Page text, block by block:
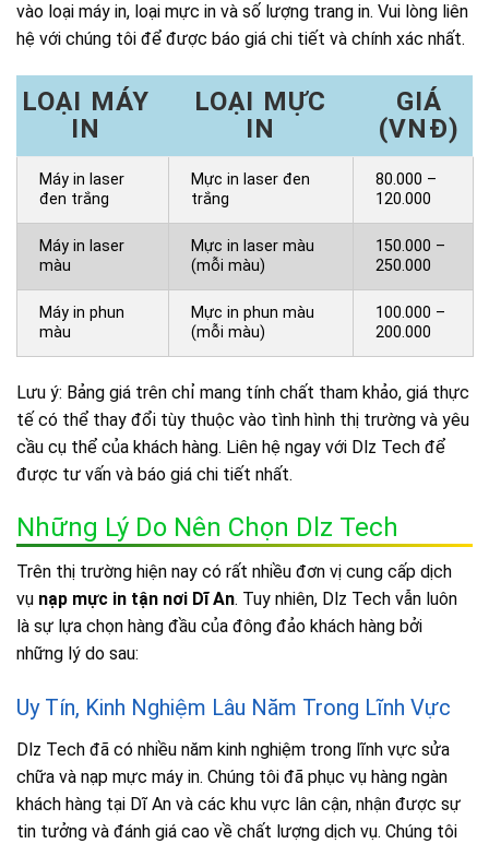
vào loại máy in, loại mực in và số lượng trang in. Vui lòng liên
hệ với chúng tôi để được báo giá chi tiết và chính xác nhất.
LOẠI MÁY
IN
LOẠI MỰC
IN
GIÁ
(VNĐ)
Máy in laser
đen trắng
Mực in laser đen
trắng
80.000 –
120.000
Máy in laser
màu
Mực in laser màu
(mỗi màu)
150.000 –
250.000
Máy in phun
màu
Mực in phun màu
(mỗi màu)
100.000 –
200.000
Lưu ý: Bảng giá trên chỉ mang tính chất tham khảo, giá thực
tế có thể thay đổi tùy thuộc vào tình hình thị trường và yêu
cầu cụ thể của khách hàng. Liên hệ ngay với Dlz Tech để
được tư vấn và báo giá chi tiết nhất.
Những Lý Do Nên Chọn Dlz Tech
Trên thị trường hiện nay có rất nhiều đơn vị cung cấp dịch
vụ nạp mực in tận nơi Dĩ An. Tuy nhiên, Dlz Tech vẫn luôn
là sự lựa chọn hàng đầu của đông đảo khách hàng bởi
những lý do sau:
Uy Tín, Kinh Nghiệm Lâu Năm Trong Lĩnh Vực
Dlz Tech đã có nhiều năm kinh nghiệm trong lĩnh vực sửa
chữa và nạp mực máy in. Chúng tôi đã phục vụ hàng ngàn
khách hàng tại Dĩ An và các khu vực lân cận, nhận được sự
tin tưởng và đánh giá cao về chất lượng dịch vụ. Chúng tôi